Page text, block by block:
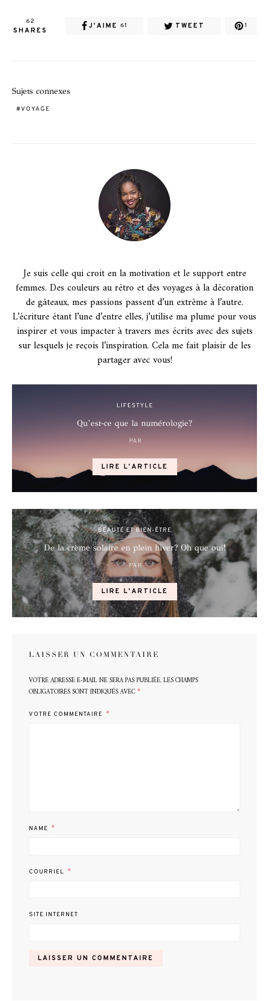
62
SHARES
J'AIME 61 TWEET 1
Sujets connexes
VOYAGE
Je suis celle qui croit en la motivation et le support entre
femmes. Des couleurs au rétro et des voyages à la décoration
de gâteaux, mes passions passent d’un extrême à l’autre.
L’écriture étant l’une d’entre elles, j’utilise ma plume pour vous
inspirer et vous impacter à travers mes écrits avec des sujets
sur lesquels je reçois l’inspiration. Cela me fait plaisir de les
partager avec vous!
LIFESTYLE
Qu’est-ce que la numérologie?
PAR
LIRE L'ARTICLE
BEAUTÉ ET BIEN-ÊTRE
De la crème solaire en plein hiver? Oh que oui!
ON
PAR
LIRE L'ARTICLE
LAISSER UN COMMENTAIRE
VOTRE ADRESSE E-MAIL NE SERA PAS PUBLIÉE.LES CHAMPS
OBLIGATOIRES SONT INDIQUÉS AVEC *
VOTRE COMMENTAIRE *
NAME *
COURRIEL *
SITE INTERNET